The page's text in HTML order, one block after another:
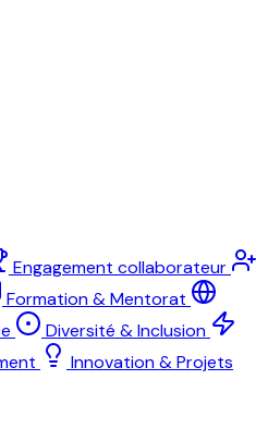
Engagement collaborateur
Formation & Mentorat
Diversité & Inclusion
Innovation & Projets